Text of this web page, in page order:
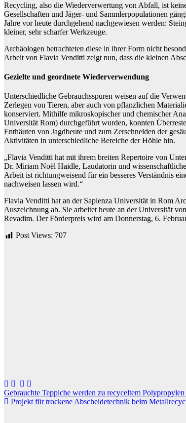
Recycling, also die Wiederverwertung von Abfall, ist
Gesellschaften und Jäger- und Sammlerpopulationen
Jahre vor heute durchgehend nachgewiesen werden:
kleiner, sehr scharfer Werkzeuge.
Archäologen betrachteten diese in ihrer Form nicht
Arbeit von Flavia Venditti zeigt nun, dass die kleinen
Gezielte und geordnete Wiederverwendung
Unterschiedliche Gebrauchsspuren weisen auf die
Zerlegen von Tieren, aber auch von pflanzlichen
konserviert. Mithilfe mikroskopischer und chemischer
Universität Rom) durchgeführt wurden, konnten
Enthäuten von Jagdbeute und zum Zerschneiden der
Aktivitäten in unterschiedliche Bereiche der Höhle hin.
„Flavia Venditti hat mit ihrem breiten Repertoire von
Dr. Miriam Noël Haidle, Laudatorin und
Arbeit ist richtungweisend für ein besseres Verständnis
nachweisen lassen wird.“
Flavia Venditti hat an der Sapienza Universität in Rom
Auszeichnung ab. Sie arbeitet heute an der Universität
Revadim. Der Förderpreis wird am Donnerstag, 6.
Post Views: 707
Beitragsnavigation
Gebrauchte Teppiche werden zu recyceltem Polypropylen
Projekt für trockene Abscheidetechnik beim